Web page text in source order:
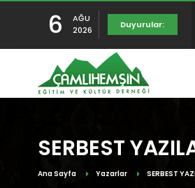
6
AĞU
2026
Duyurular:
SERBEST
Ana Sayfa Yazarlar SERBEST